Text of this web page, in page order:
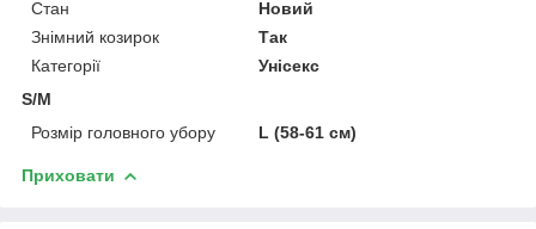
Стан
Новий
Знімний козирок
Так
Категорії
Унісекс
S/M
Розмір головного убору
L (58-61 см)
Приховати